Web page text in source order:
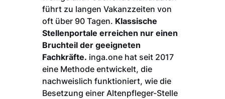
führt zu langen Vakanzzeiten von
oft über 90 Tagen. Klassische
Stellenportale erreichen nur einen
Bruchteil der geeigneten
Fachkräfte. inga.one hat seit 2017
eine Methode entwickelt, die
nachweislich funktioniert, wie die
Besetzung einer Altenpfleger-Stelle